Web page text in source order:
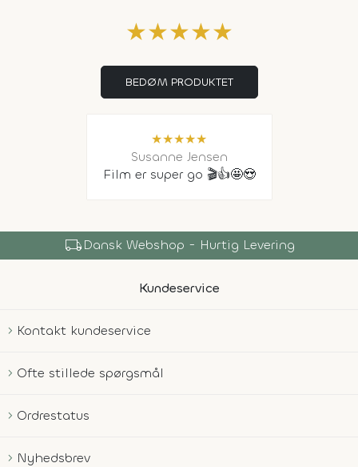
★★★★★
BEDØM PRODUKTET
★★★★★
Susanne Jensen
Film er super go 🎬👍🤩😍
local_shippingDansk Webshop - Hurtig Levering
Kundeservice
Kontakt kundeservice
Ofte stillede spørgsmål
Ordrestatus
Nyhedsbrev